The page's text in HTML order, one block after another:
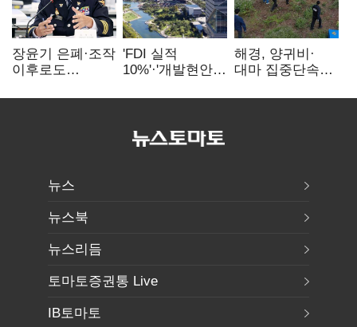
장윤기 은폐·조작
이후로도
내부비위…경찰
'FDI 실적
10%'·'개발현안
인천경제청장
해경, 양귀비·
대마 집중단속…
249명 검거
뉴스
뉴스북
뉴스리듬
토마토증권통 Live
IB토마토